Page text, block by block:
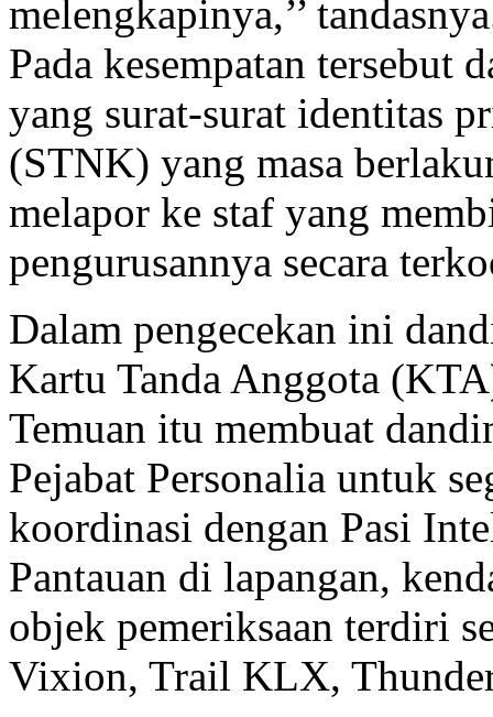
melengkapinya,’’
Pada kesempatan tersebut
yang surat-surat identitas
(STNK) yang masa
melapor ke staf yang
pengurusannya secara
Dalam pengecekan ini
Kartu Tanda Anggota
Temuan itu membuat
Pejabat Personalia untuk
koordinasi dengan Pasi
Pantauan di lapangan,
objek pemeriksaan terdiri
Vixion, Trail KLX, Thunder